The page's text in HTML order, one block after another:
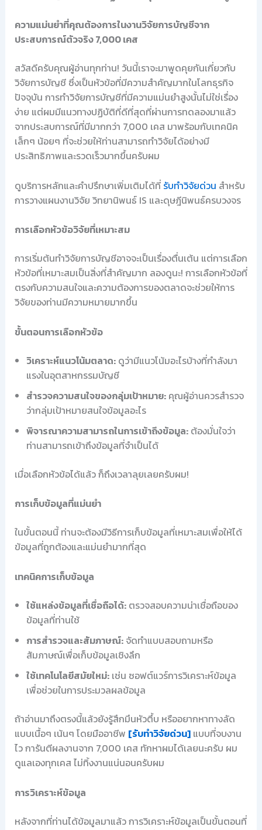
ความแม่นยำที่คุณต้องการในงานวิจัยการบัญชีจาก
ประสบการณ์ตัวจริง 7,000 เคส
สวัสดีครับคุณผู้อ่านทุกท่าน! วันนี้เราจะมาพูดคุยกันเกี่ยวกับ
วิจัยการบัญชี ซึ่งเป็นหัวข้อที่มีความสำคัญมากในโลกธุรกิจ
ปัจจุบัน การทำวิจัยการบัญชีที่มีความแม่นยำสูงนั้นไม่ใช่เรื่อง
ง่าย แต่ผมมีแนวทางปฏิบัติที่ดีที่สุดที่ผ่านการทดลองมาแล้ว
จากประสบการณ์ที่มีมากกว่า 7,000 เคส มาพร้อมกับเทคนิค
เล็กๆ น้อยๆ ที่จะช่วยให้ท่านสามารถทำวิจัยได้อย่างมี
ประสิทธิภาพและรวดเร็วมากขึ้นครับผม
ดูบริการหลักและคำปรึกษาเพิ่มเติมได้ที่ รับทำวิจัยด่วน สำหรับ
การวางแผนงานวิจัย วิทยานิพนธ์ IS และดุษฎีนิพนธ์ครบวงจร
การเลือกหัวข้อวิจัยที่เหมาะสม
การเริ่มต้นทำวิจัยการบัญชีอาจจะเป็นเรื่องตื่นเต้น แต่การเลือก
หัวข้อที่เหมาะสมเป็นสิ่งที่สำคัญมาก ลองดูนะ! การเลือกหัวข้อที่
ตรงกับความสนใจและความต้องการของตลาดจะช่วยให้การ
วิจัยของท่านมีความหมายมากขึ้น
ขั้นตอนการเลือกหัวข้อ
วิเคราะห์แนวโน้มตลาด:ดูว่ามีแนวโน้มอะไรบ้างที่กำลังมา
แรงในอุตสาหกรรมบัญชี
สำรวจความสนใจของกลุ่มเป้าหมาย:คุณผู้อ่านควรสำรวจ
ว่ากลุ่มเป้าหมายสนใจข้อมูลอะไร
พิจารณาความสามารถในการเข้าถึงข้อมูล:ต้องมั่นใจว่า
ท่านสามารถเข้าถึงข้อมูลที่จำเป็นได้
เมื่อเลือกหัวข้อได้แล้ว ก็ถึงเวลาลุยเลยครับผม!
การเก็บข้อมูลที่แม่นยำ
ในขั้นตอนนี้ ท่านจะต้องมีวิธีการเก็บข้อมูลที่เหมาะสมเพื่อให้ได้
ข้อมูลที่ถูกต้องและแม่นยำมากที่สุด
เทคนิคการเก็บข้อมูล
ใช้แหล่งข้อมูลที่เชื่อถือได้:ตรวจสอบความน่าเชื่อถือของ
ข้อมูลที่ท่านใช้
การสำรวจและสัมภาษณ์:จัดทำแบบสอบถามหรือ
สัมภาษณ์เพื่อเก็บข้อมูลเชิงลึก
ใช้เทคโนโลยีสมัยใหม่:เช่น ซอฟต์แวร์การวิเคราะห์ข้อมูล
เพื่อช่วยในการประมวลผลข้อมูล
ถ้าอ่านมาถึงตรงนี้แล้วยังรู้สึกมึนหัวตึ้บ หรืออยากหาทางลัด
แบบเนื้อๆ เน้นๆ โดยมืออาชีพ [รับทำวิจัยด่วน]แบบที่จบงาน
ไว การันตีผลงานจาก 7,000 เคส ทักหาผมได้เลยนะครับ ผม
ดูแลเองทุกเคส ไม่ทิ้งงานแน่นอนครับผม
การวิเคราะห์ข้อมูล
หลังจากที่ท่านได้ข้อมูลมาแล้ว การวิเคราะห์ข้อมูลเป็นขั้นตอนที่